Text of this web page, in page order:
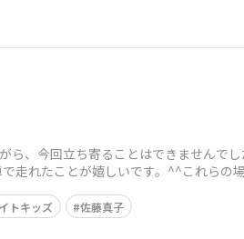
ら、今回立ち寄ることはできませんで
走れたことが嬉しいです。^^これらの
トキッズ 佐藤真子